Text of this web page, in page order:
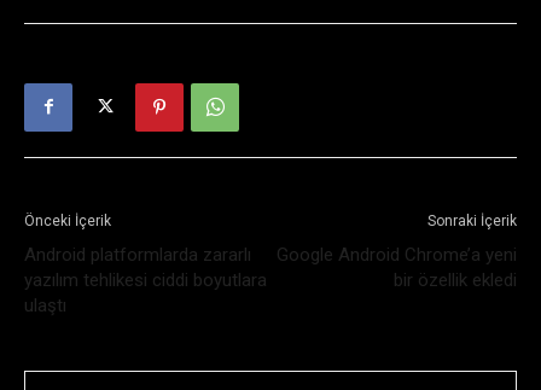
Önceki İçerik
Android platformlarda zararlı
yazılım tehlikesi ciddi boyutlara
ulaştı
Sonraki İçerik
Google Android Chrome’a yeni
bir özellik ekledi